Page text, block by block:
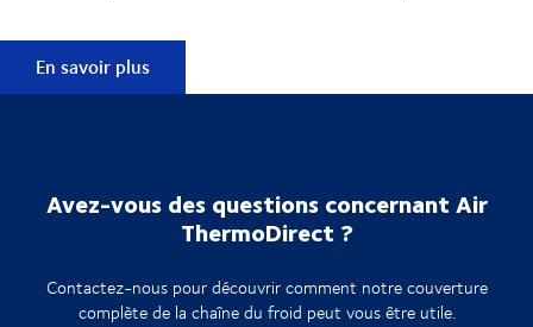
Découvrez Air ThermoDirect
En savoir plus
Avez-vous des questions concernant Air
ThermoDirect ?
Contactez-nous pour découvrir comment notre couverture
complète de la chaîne du froid peut vous être utile.